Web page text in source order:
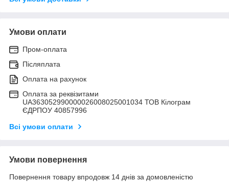
Умови оплати
Пром-оплата
Післяплата
Оплата на рахунок
Оплата за реквізитами
UA363052990000026008025001034 ТОВ Кілограм
ЄДРПОУ 40857996
Всі умови оплати
Умови повернення
Повернення товару впродовж 14 днів за домовленістю